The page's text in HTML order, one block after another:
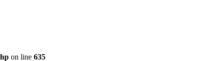
on line 635